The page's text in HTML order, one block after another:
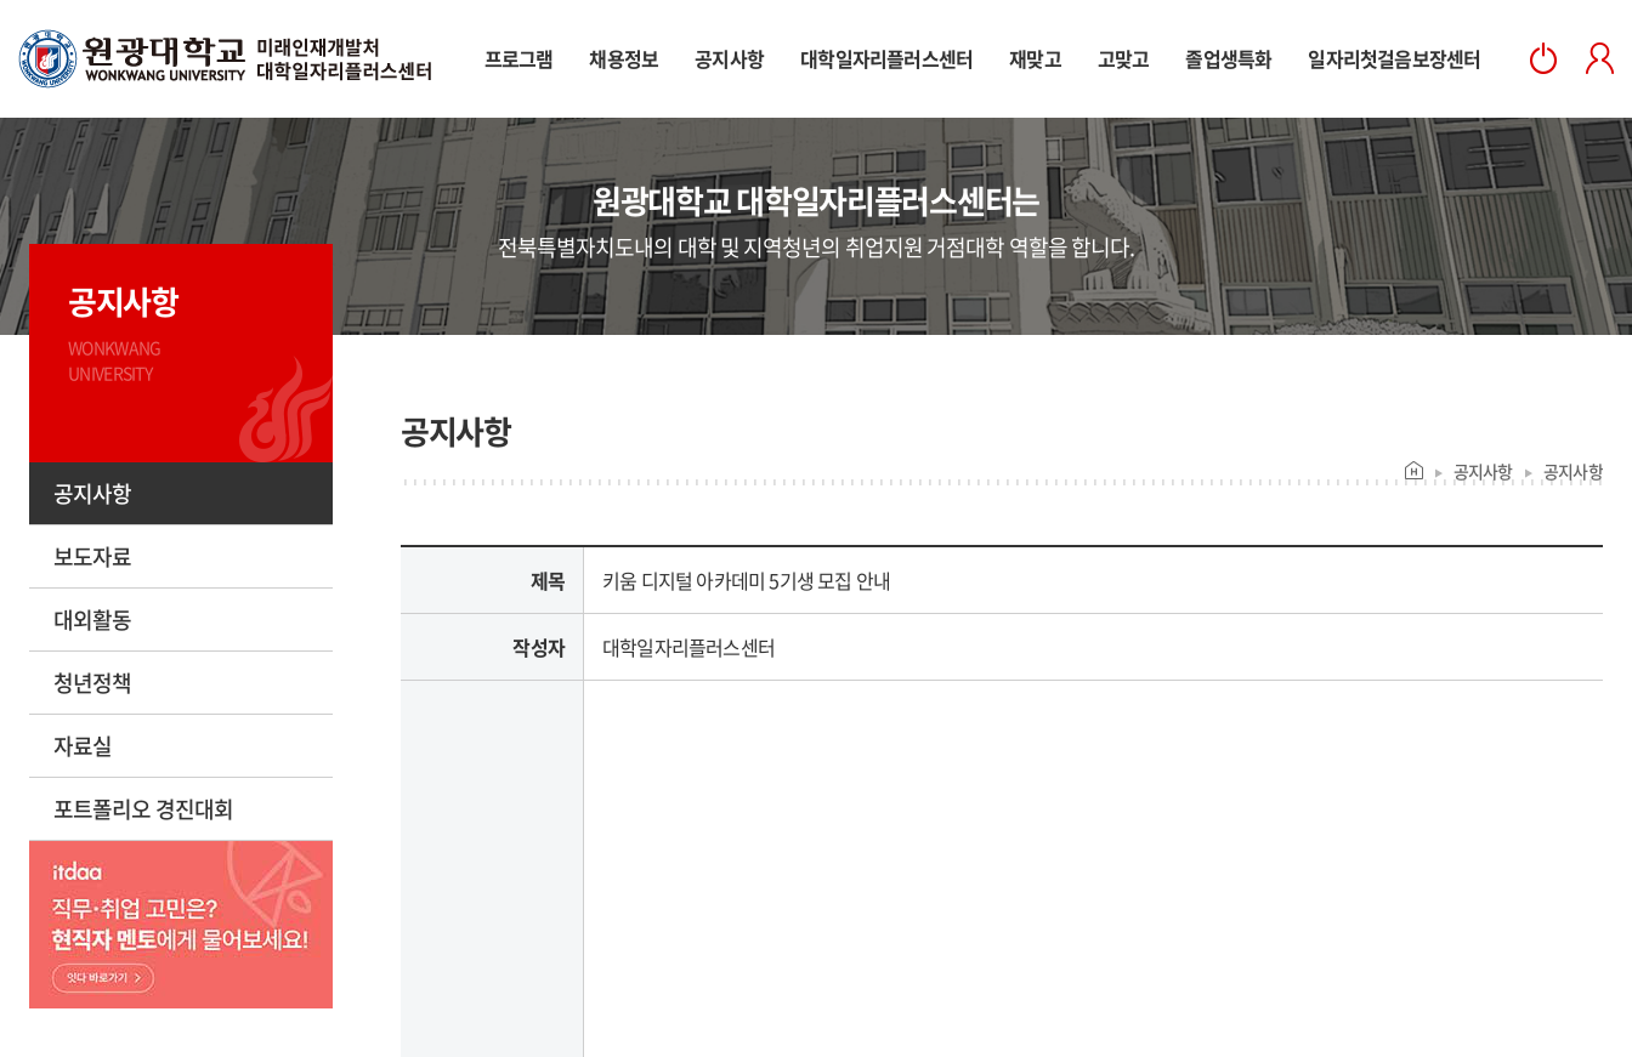
프로그램 채용정보 공지사항 대학일자리플러스센터 재맞고 고맞고 졸업생특화 일자리첫걸음보장센터
원광대학교 대학일자리플러스센터는
전북특별자치도내의 대학 및 지역청년의 취업지원 거점대학 역할을 합니다.
공지사항
WONKWANG
UNIVERSITY
공지사항
보도자료
대외활동
청년정책
자료실
포트폴리오 경진대회
공지사항
공지사항 공지사항
제목 키움 디지털 아카데미 5기생 모집 안내
작성자 대학일자리플러스센터